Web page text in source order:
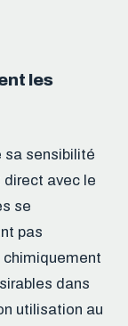
les
sa sensibilité
direct avec le
se
pas
dans
utilisation au